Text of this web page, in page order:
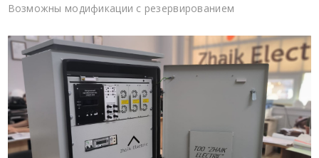
Возможны модификации с резервированием